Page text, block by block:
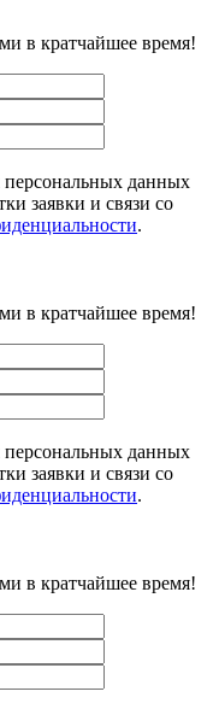
в кратчайшее время!
персональных данных
заявки и связи со
.
в кратчайшее время!
персональных данных
заявки и связи со
.
в кратчайшее время!